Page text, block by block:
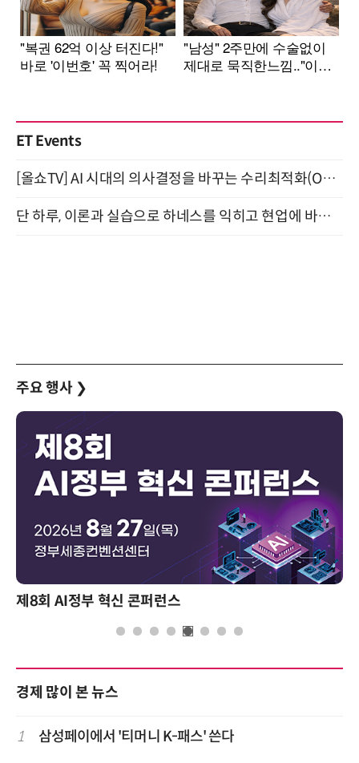
ET Events
[올쇼TV] AI 시대의 의사결정을 바꾸는 수리최적화(Optimization) 소개 (8/20 생방송)
단 하루, 이론과 실습으로 하네스를 익히고 현업에 바로 쓰는 핸즈온 워크숍 (8/20)
주요 행사 ❯
제8회 AI정부 혁신 콘퍼런스
경제 많이 본 뉴스
1 삼성페이에서 '티머니 K-패스' 쓴다